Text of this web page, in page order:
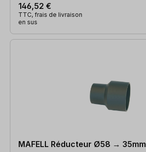
146,52 €
TTC, frais de livraison
en sus
MAFELL Réducteur Ø58 → 35mm